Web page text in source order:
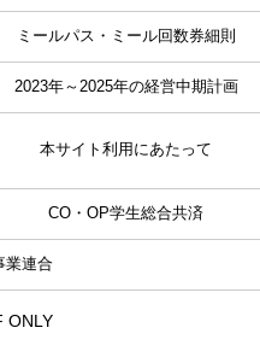
ミールパス・ミール回数券細則
2023年～2025年の経営中期計画
本サイト利用にあたって
CO・OP学生総合共済
業連合
ONLY